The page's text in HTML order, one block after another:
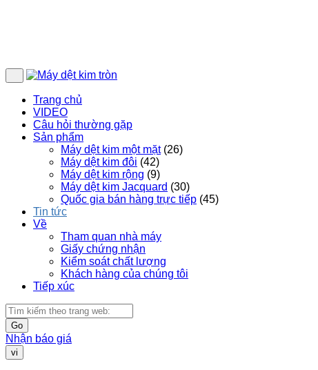
Trang chủ
VIDEO
Câu hỏi thường gặp
Sản phẩm
Máy dệt kim một mặt(26)
Máy dệt kim đôi (42)
Máy dệt kim rộng (9)
Máy dệt kim Jacquard (30)
Quốc gia bán hàng trực tiếp (45)
Tin tức
Về
Tham quan nhà máy
Giấy chứng nhận
Kiểm soát chất lượng
Khách hàng của chúng tôi
Tiếp xúc
Go
Nhận báo giá
vi